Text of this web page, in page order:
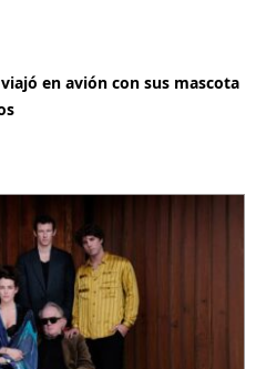
en avión con sus mascota